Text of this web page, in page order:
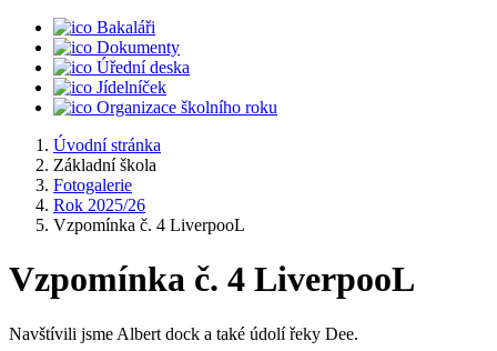
Bakaláři
Dokumenty
Úřední deska
Jídelníček
Organizace školního roku
Úvodní stránka
Základní škola
Fotogalerie
Rok 2025/26
Vzpomínka č. 4 LiverpooL
Vzpomínka č. 4 LiverpooL
Navštívili jsme Albert dock a také údolí řeky Dee.